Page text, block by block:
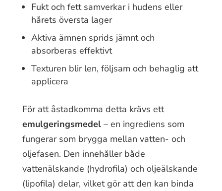
Fukt och fett samverkar i hudens eller
hårets översta lager
Aktiva ämnen sprids jämnt och
absorberas effektivt
Texturen blir len, följsam och behaglig att
applicera
För att åstadkomma detta krävs ett
emulgeringsmedel– en ingrediens som
fungerar som brygga mellan vatten- och
oljefasen. Den innehåller både
vattenälskande (hydrofila) och oljeälskande
(lipofila) delar, vilket gör att den kan binda